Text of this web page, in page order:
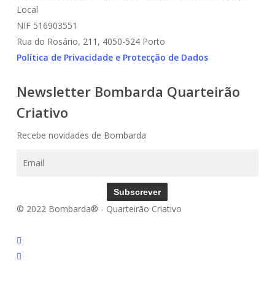
Local
NIF 516903551
Rua do Rosário, 211, 4050-524 Porto
Política de Privacidade e Protecção de Dados
Newsletter Bombarda Quarteirão
Criativo
Recebe novidades de Bombarda
Subscrever
© 2022 Bombarda® - Quarteirão Criativo
instagram
email